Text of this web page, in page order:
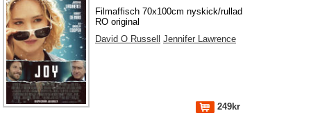
Filmaffisch 70x100cm nyskick/rullad
RO original
David O Russell
Jennifer Lawrence
249kr